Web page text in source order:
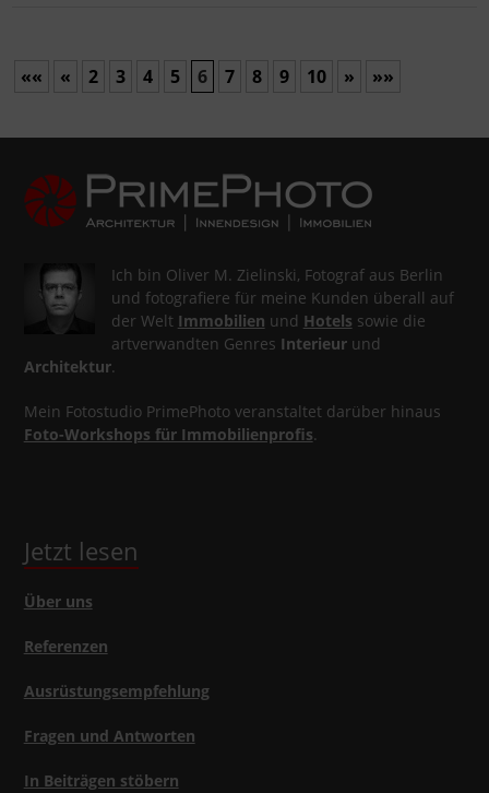
«« « 2 3 4 5 6 7 8 9 10 » »»
Ich bin Oliver M. Zielinski, Fotograf aus Berlin
und fotografiere für meine Kunden überall auf
der Welt Immobilien und Hotels sowie die
artverwandten Genres Interieurund
Architektur.
Mein Fotostudio PrimePhoto veranstaltet darüber hinaus
Foto-Workshops für Immobilienprofis.
Jetzt lesen
Über uns
Referenzen
Ausrüstungsempfehlung
Fragen und Antworten
In Beiträgen stöbern